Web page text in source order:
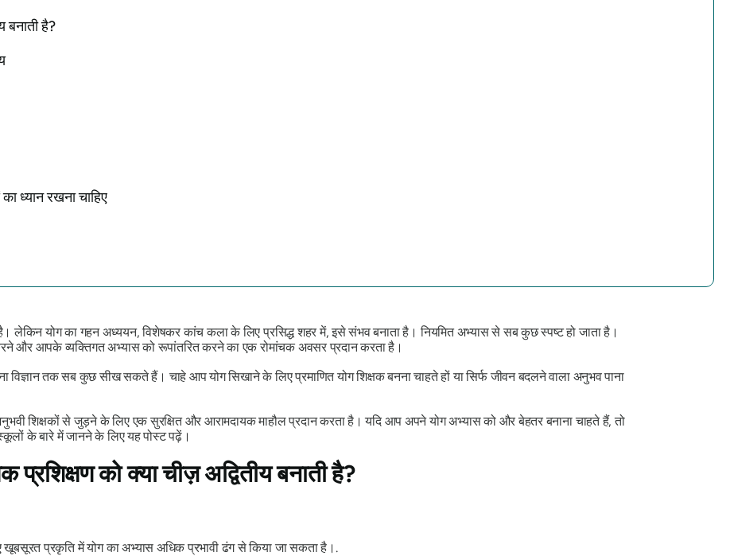
बनाती है?
ध्यान रखना चाहिए
है। लेकिन योग का गहन अध्ययन, विशेषकर कांच कला के लिए प्रसिद्ध शहर में, इसे संभव बनाता है। नियमित अभ्यास से सब कुछ स्पष्ट हो जाता है।
और आपके व्यक्तिगत अभ्यास को रूपांतरित करने का एक रोमांचक अवसर प्रदान करता है।
तक सब कुछ सीख सकते हैं। चाहे आप योग सिखाने के लिए प्रमाणित योग शिक्षक बनना चाहते हों या सिर्फ जीवन बदलने वाला अनुभव पाना
शिक्षकों से जुड़ने के लिए एक सुरक्षित और आरामदायक माहौल प्रदान करता है। यदि आप अपने योग अभ्यास को और बेहतर बनाना चाहते हैं, तो
के बारे में जानने के लिए यह पोस्ट पढ़ें।
प्रशिक्षण को क्या चीज़ अद्वितीय बनाती है?
प्रकृति में योग का अभ्यास अधिक प्रभावी ढंग से किया जा सकता है।.